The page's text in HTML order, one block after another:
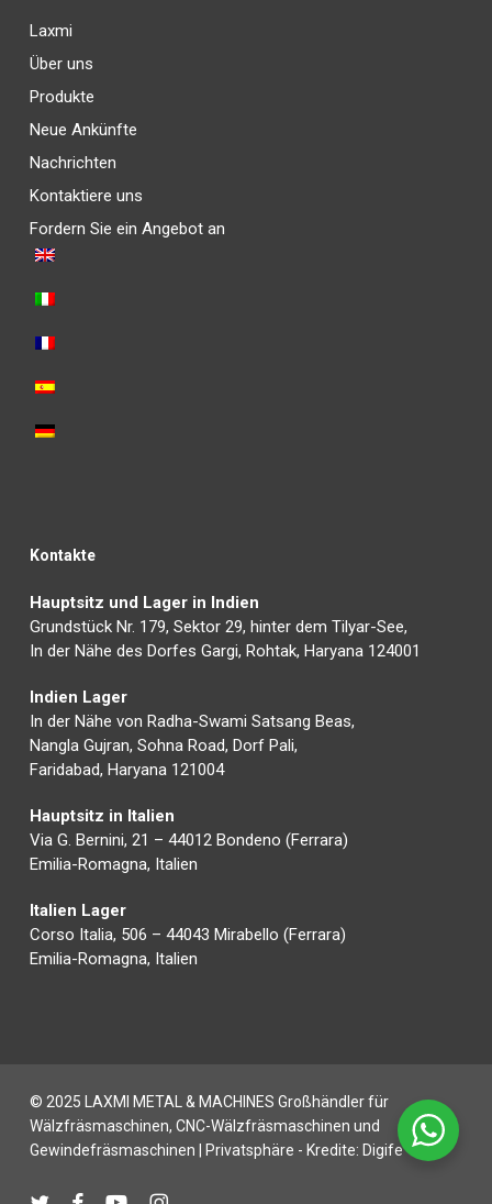
Laxmi
Über uns
Produkte
Neue Ankünfte
Nachrichten
Kontaktiere uns
Fordern Sie ein Angebot an
Kontakte
Hauptsitz und Lager in Indien
Grundstück Nr. 179, Sektor 29, hinter dem Tilyar-See,
In der Nähe des Dorfes Gargi, Rohtak, Haryana 124001
Indien Lager
In der Nähe von Radha-Swami Satsang Beas,
Nangla Gujran, Sohna Road, Dorf Pali,
Faridabad, Haryana 121004
Hauptsitz in Italien
Via G. Bernini, 21 – 44012 Bondeno (Ferrara)
Emilia-Romagna, Italien
Italien Lager
Corso Italia, 506 – 44043 Mirabello (Ferrara)
Emilia-Romagna, Italien
© 2025 LAXMI METAL & MACHINES Großhändler für
Wälzfräsmaschinen, CNC-Wälzfräsmaschinen und
Gewindefräsmaschinen |
Privatsphäre - Kredite: Digife